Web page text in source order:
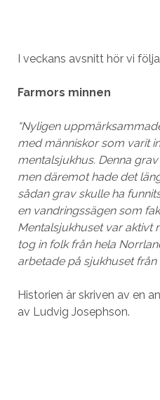
I veckans avsnitt hör vi
Farmors minnen
“Nyligen
med människor som varit
mentalsjukhus. Denna
men däremot hade det
sådan grav skulle ha
en vandringssägen som
Mentalsjukhuset var aktivt
tog in folk från hela
arbetade på sjukhuset från
Historien är skriven av en
av Ludvig Josephson.